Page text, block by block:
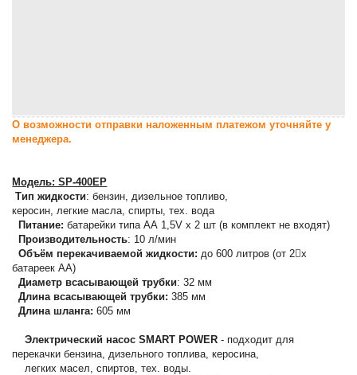
О возможности отправки наложенным платежом уточняйте у
менеджера.
Mодель: SP-400EP
Тип жидкости: бензин, дизельное топливо,
керосин, легкие масла, спирты, тех. вода
Питание: батарейки типа АА 1,5V x 2 шт (в комплект не входят)
Производительность: 10 л/мин
Объём перекачиваемой жидкости: до 600 литров (от 2х
батареек AA)
Диаметр всасывающей трубки: 32 мм
Длина всасывающей трубки:385 мм
Длина шланга: 605 мм
Электрический насос SMART POWER - подходит для
перекачки бензина, дизельного топлива, керосина,
легких масел, спиртов, тех. воды.